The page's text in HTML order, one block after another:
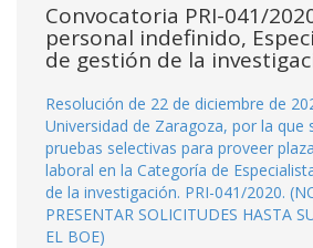
Convocatoria PRI-041/
personal indefinido,
de gestión de la
Resolución de 22 de diciembre de
Universidad de Zaragoza, por la que
pruebas selectivas para proveer
laboral en la Categoría de
de la investigación. PRI-041/2020.
PRESENTAR SOLICITUDES HASTA
EL BOE)